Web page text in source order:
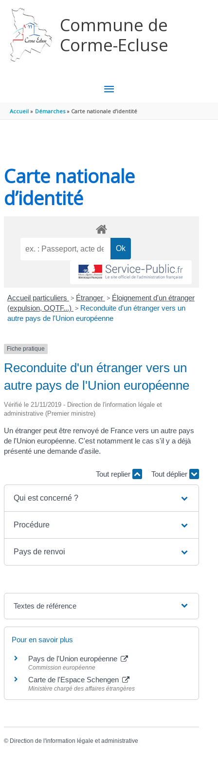
Commune de
Corme-Ecluse
MENU
PRINCIPAL
Accueil Démarches Carte nationale d’identité
Carte nationale
d’identité
Accueil particuliers > Étranger > Éloignement d'un étranger
(expulsion, OQTF...) > Reconduite d'un étranger vers un
autre pays de l'Union européenne
Fiche pratique
Reconduite d'un étranger vers un
autre pays de l'Union européenne
Vérifié le 21/11/2019 - Direction de l'information légale et
administrative (Premier ministre)
Un étranger peut être renvoyé de France vers un autre pays
de l'Union européenne. C'est notamment le cas s'il y a déjà
présenté une demande d'asile.
Tout replier Tout déplier
Qui est concerné ?
Procédure
Pays de renvoi
Textes de référence
Pour en savoir plus
Pays de l'Union européenne
Commission européenne
Carte de l'Espace Schengen
Ministère chargé des affaires étrangères
© Direction de l'information légale et administrative